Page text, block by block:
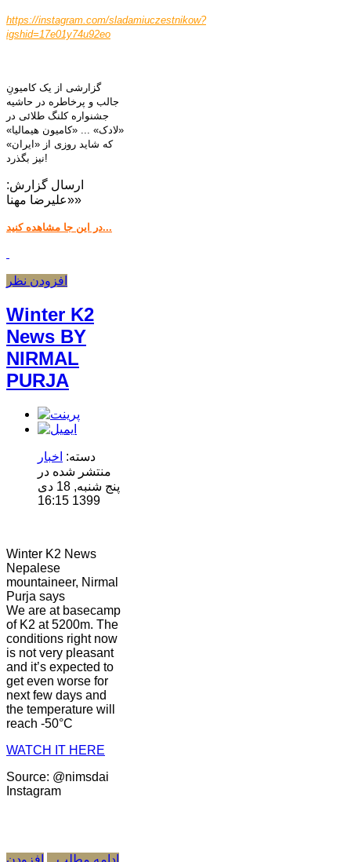
https://instagram.com/sladamiuczestnikow?
igshid=17e01y74u92eo
گزارشی از یک کامیونِ
جالب و پرخاطره در حاشیه
جشنواره کلنگ طلائی در
«لادک» ... «کامیون هیمالیا»
که شاید روزی از «ایران»
نیز بگذرد!
ارسال گزارش:
«علیرضا مهنا»
در این جا مشاهده کنید...
افزودن نظر
Winter K2
News BY
NIRMAL
PURJA
دسته: اخبار
منتشر شده در
پنج شنبه, 18 دی
1399 16:15
Winter K2 News
Nepalese
mountaineer, Nirmal
Purja says
We are at basecamp
of K2 at 5200m. The
conditions right now
is not very pleasant
and it’s expected to
get even worse for
next few days and
the temperature will
reach -50°C
WATCH IT HERE
Source: @nimsdai
Instagram